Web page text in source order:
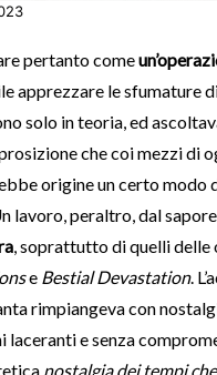
pertanto come
apprezzare le sfumature
solo in teoria, ed
che coi mezzi di
origine un certo modo
lavoro, peraltro, dal
, soprattutto di quelli delle
e Bestial Devastation.
rimpiangeva con
laceranti e senza
nostalgia dei tempi